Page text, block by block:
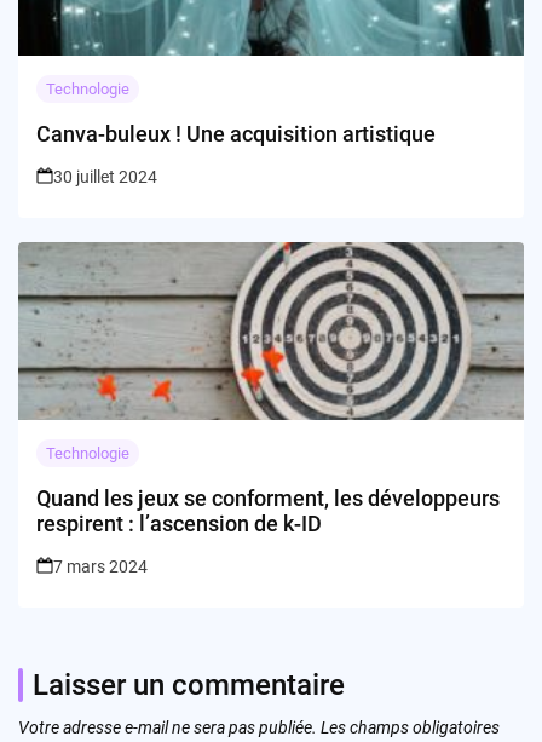
Technologie
Canva-buleux ! Une acquisition artistique
30 juillet 2024
Technologie
Quand les jeux se conforment, les développeurs
respirent : l’ascension de k-ID
7 mars 2024
Laisser un commentaire
Votre adresse e-mail ne sera pas publiée. Les champs obligatoires